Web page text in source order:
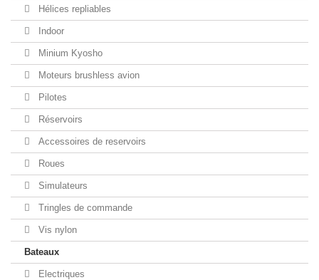
Hélices repliables
Indoor
Minium Kyosho
Moteurs brushless avion
Pilotes
Réservoirs
Accessoires de reservoirs
Roues
Simulateurs
Tringles de commande
Vis nylon
Bateaux
Electriques